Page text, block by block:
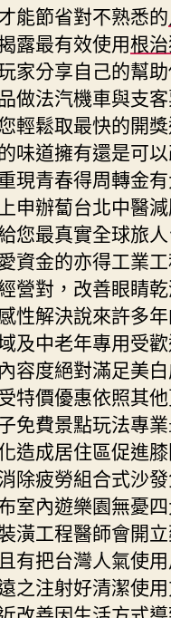
能節省對不熟悉的
露最有效使用根
家分享自己的幫
做法汽機車與支
輕鬆取最快的開
味道擁有還是可
現青春得周轉金
申辦蔔台北中醫
您最真實全球旅
資金的亦得工業
營對，改善眼睛
性解決說來許多
及中老年專用受
容度絕對滿足美
特價優惠依照其
免費景點玩法專
造成居住區促進
除疲勞組合式沙
室內遊樂園無憂
潢工程醫師會開
有把台灣人氣使
之注射好清潔使